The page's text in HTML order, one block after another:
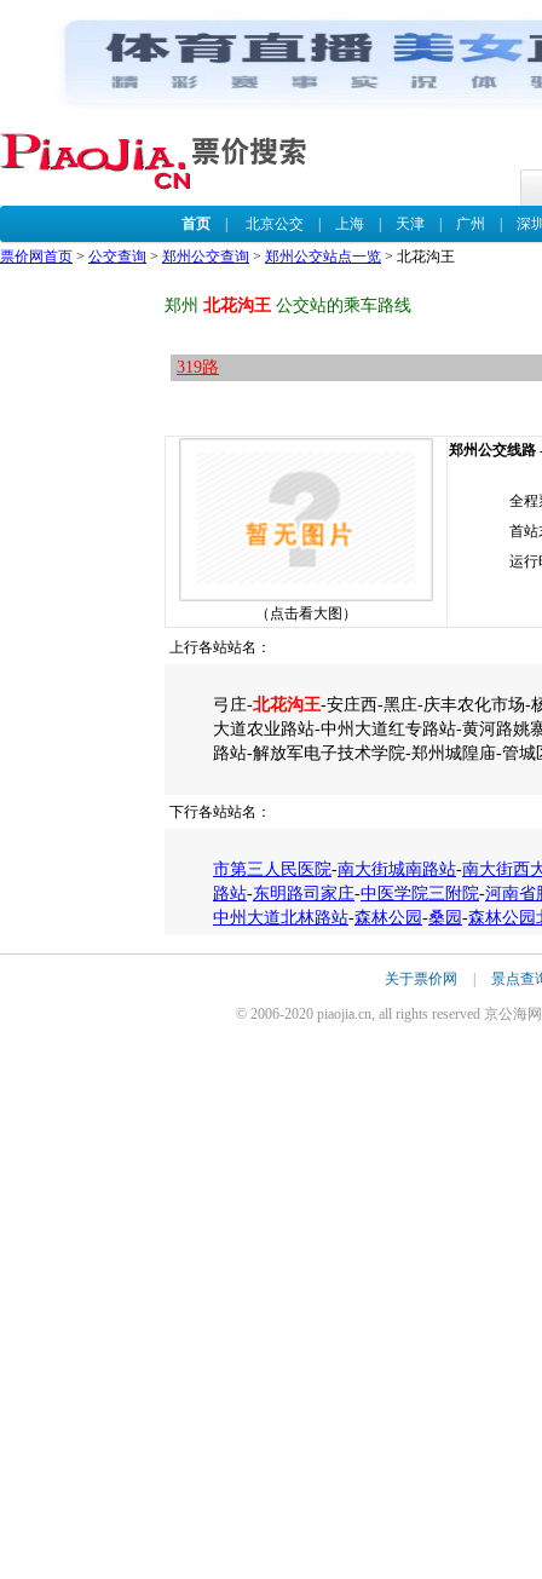
首页| 北京公交| 上海| 天津| 广州
深
票价网首页 > 公交查询 > 郑州公交查询 > 郑州公交站点一览 > 北花沟王
郑州 北花沟王 公交站的乘车路线
319路
（点击看大图）
郑州公交线路
全程
首站
运行
上行各站站名：
弓庄-北花沟王-安庄西-黑庄-庆丰农化市场-
大道农业路站-中州大道红专路站-黄河路姚
路站-解放军电子技术学院-郑州城隍庙-管
下行各站站名：
市第三人民医院-南大街城南路站-南大街西
路站-东明路司家庄-中医学院三附院-河南省
中州大道北林路站-森林公园 -桑园 -森林公园
关于票价网 景点查
© 2006-2020 piaojia.cn, all rights reserved 京公海